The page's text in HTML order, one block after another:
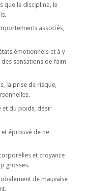
que la discipline, le
associés,
émotionnels et à y
sensations de faim
la prise de risque,
et du poids, désir
et éprouvé de ne
et croyance
grosses.
de mauvaise